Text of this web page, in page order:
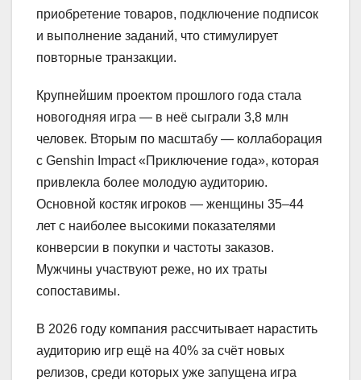
приобретение товаров, подключение подписок
и выполнение заданий, что стимулирует
повторные транзакции.
Крупнейшим проектом прошлого года стала
новогодняя игра — в неё сыграли 3,8 млн
человек. Вторым по масштабу — коллаборация
с Genshin Impact «Приключение года», которая
привлекла более молодую аудиторию.
Основной костяк игроков — женщины 35–44
лет с наиболее высокими показателями
конверсии в покупки и частоты заказов.
Мужчины участвуют реже, но их траты
сопоставимы.
В 2026 году компания рассчитывает нарастить
аудиторию игр ещё на 40% за счёт новых
релизов, среди которых уже запущена игра